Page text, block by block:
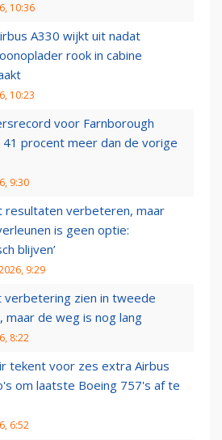
10:36
A330 wijkt uit nadat
rook in cabine
10:23
voor Farnborough
41 procent meer dan de vorige
9:30
resultaten verbeteren, maar
is geen optie:
blijven’
9:29
verbetering zien in tweede
maar de weg is nog lang
8:22
tekent voor zes extra Airbus
om laatste Boeing 757's af te
6:52